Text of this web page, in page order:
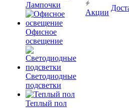
Лампочки
Офисное
освещение
Светодиодные
подсветки
Теплый пол
Акции